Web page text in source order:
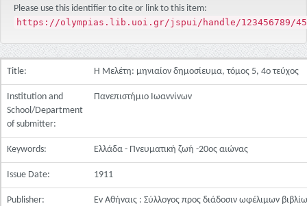
Please use this identifier to cite or link to this item:
https://olympias.lib.uoi.gr/jspui/handle/123456789/
Title: Η Μελέτη: μηνιαίον δημοσίευμα, τόμος 5, 4ο τεύχος
Institution and
School/Department
of submitter:
Πανεπιστήμιο Ιωαννίνων
Keywords: Ελλάδα - Πνευματική ζωή -20ος αιώνας
Issue Date: 1911
Publisher: Εν Αθήναις : Σύλλογος προς διάδοσιν ωφέλιμων